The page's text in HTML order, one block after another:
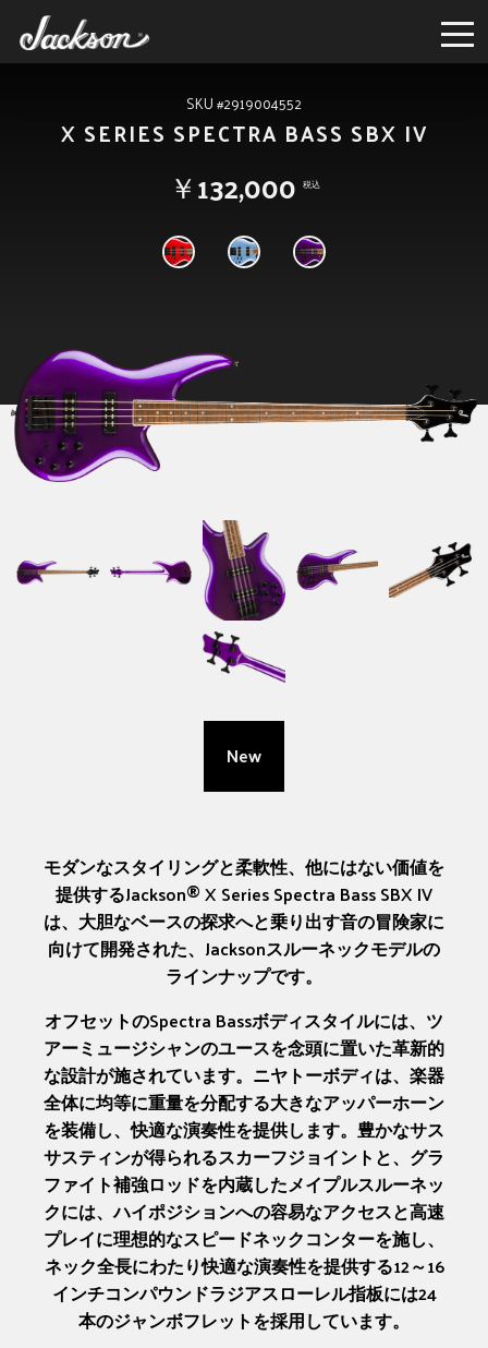
SKU #2919004552
X SERIES SPECTRA BASS SBX IV
￥132,000 税込
New
モダンなスタイリングと柔軟性、他にはない価値を
提供するJackson® X Series Spectra Bass SBX IV
は、大胆なベースの探求へと乗り出す音の冒険家に
向けて開発された、Jacksonスルーネックモデルの
ラインナップです。
オフセットのSpectra Bassボディスタイルには、ツ
アーミュージシャンのユースを念頭に置いた革新的
な設計が施されています。ニヤトーボディは、楽器
全体に均等に重量を分配する大きなアッパーホーン
を装備し、快適な演奏性を提供します。豊かなサス
サスティンが得られるスカーフジョイントと、グラ
ファイト補強ロッドを内蔵したメイプルスルーネッ
クには、ハイポジションへの容易なアクセスと高速
プレイに理想的なスピードネックコンターを施し、
ネック全長にわたり快適な演奏性を提供する12～16
インチコンパウンドラジアスローレル指板には24
本のジャンボフレットを採用しています。